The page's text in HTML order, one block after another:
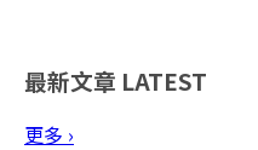
最新文章 LATEST
更多 ›